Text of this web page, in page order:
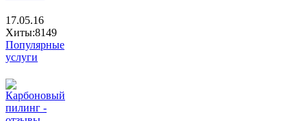
17.05.16
Хиты:8149
Популярные
услуги